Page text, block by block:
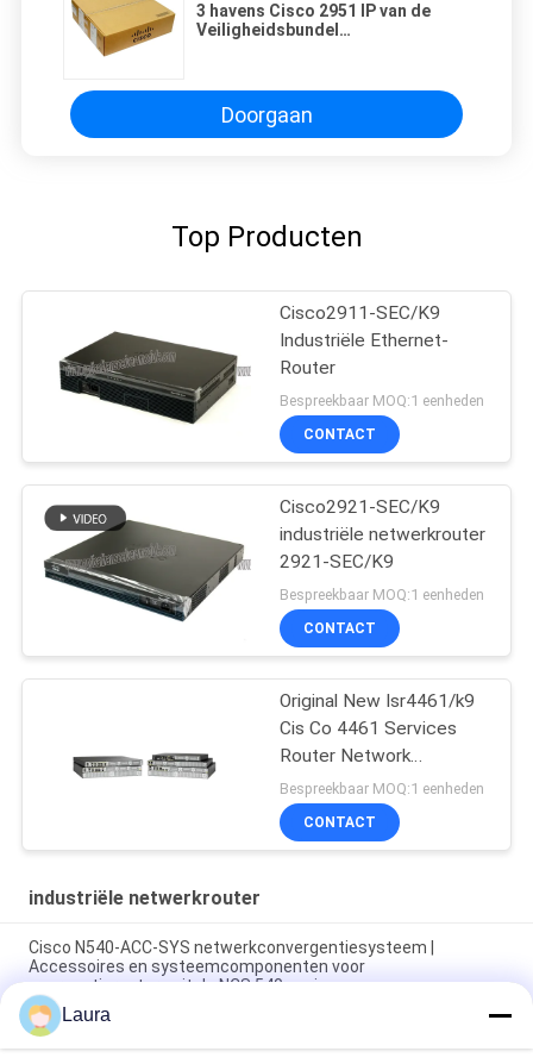
3 havens Cisco 2951 IP van de
Veiligheidsbundel
Doorgaan
Top Producten
Cisco2911-SEC/K9
Industriële Ethernet-
Router
Bespreekbaar MOQ:1 eenheden
CONTACT
Cisco2921-SEC/K9
industriële netwerkrouter
2921-SEC/K9
Bespreekbaar MOQ:1 eenheden
CONTACT
Original New Isr4461/k9
Cis Co 4461 Services
Router Network
PouterISR4461/K9
Bespreekbaar MOQ:1 eenheden
CONTACT
industriële netwerkrouter
Cisco N540-ACC-SYS netwerkconvergentiesysteem |
Accessoires en systeemcomponenten voor
aggregatierouters uit de NCS 540-serie
Cisco ASR9904 Aggregation Services-router | Carrier-grade
edge-router met hoge dichtheid voor serviceproviders
Laura